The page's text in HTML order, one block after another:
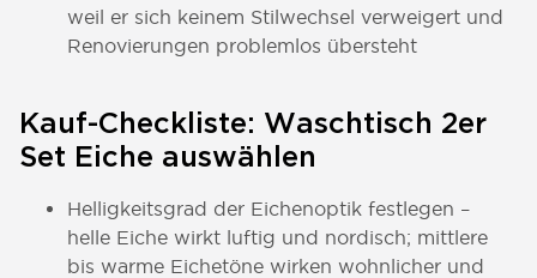
weil er sich keinem Stilwechsel verweigert und
Renovierungen problemlos übersteht
Kauf-Checkliste: Waschtisch 2er
Set Eiche auswählen
Helligkeitsgrad der Eichenoptik festlegen –
helle Eiche wirkt luftig und nordisch; mittlere
bis warme Eichetöne wirken wohnlicher und